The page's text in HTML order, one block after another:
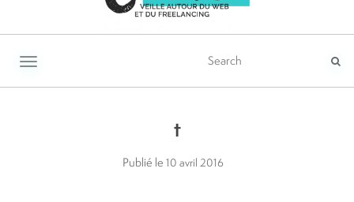
Activer/désactiver la navigation
t
Publié le 10 avril 2016